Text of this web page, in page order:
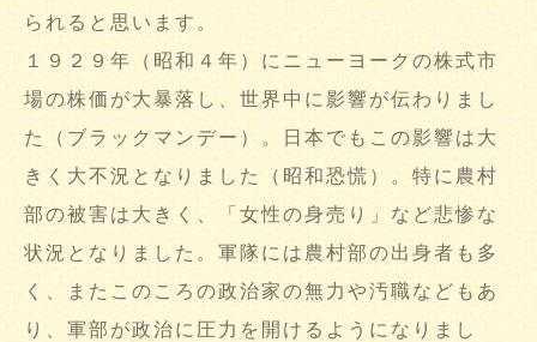
られると思います。
１９２９年（昭和４年）にニューヨークの株式市
場の株価が大暴落し、世界中に影響が伝わりまし
た（ブラックマンデー）。日本でもこの影響は大
きく大不況となりました（昭和恐慌）。特に農村
部の被害は大きく、「女性の身売り」など悲惨な
状況となりました。軍隊には農村部の出身者も多
く、またこのころの政治家の無力や汚職などもあ
り、軍部が政治に圧力を開けるようになりまし